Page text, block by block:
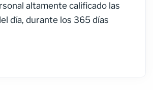
altamente calificado las
día, durante los 365 días